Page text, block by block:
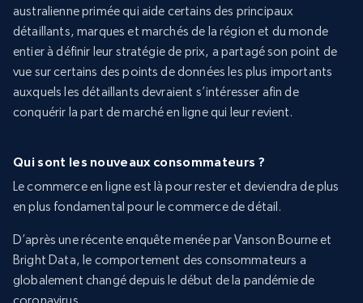
australienne primée qui aide certains des principaux
détaillants, marques et marchés de la région et du monde
entier à définir leur stratégie de prix, a partagé son point de
vue sur certains des points de données les plus importants
auxquels les détaillants devraient s’intéresser afin de
conquérir la part de marché en ligne qui leur revient.
Qui sont les nouveaux consommateurs ?
Le commerce en ligne est là pour rester et deviendra de plus
en plus fondamental pour le commerce de détail.
D’après une récente enquête menée par Vanson Bourne et
Bright Data, le comportement des consommateurs a
globalement changé depuis le début de la pandémie de